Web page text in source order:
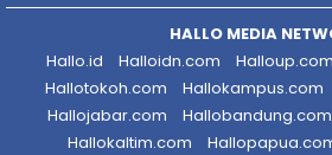
HALLO MEDIA
Hallo.id
Halloidn.com Halloup.com
Hallotokoh.com
Hallokampus.com
Hallojabar.com
Hallobandung.com
Hallokaltim.com